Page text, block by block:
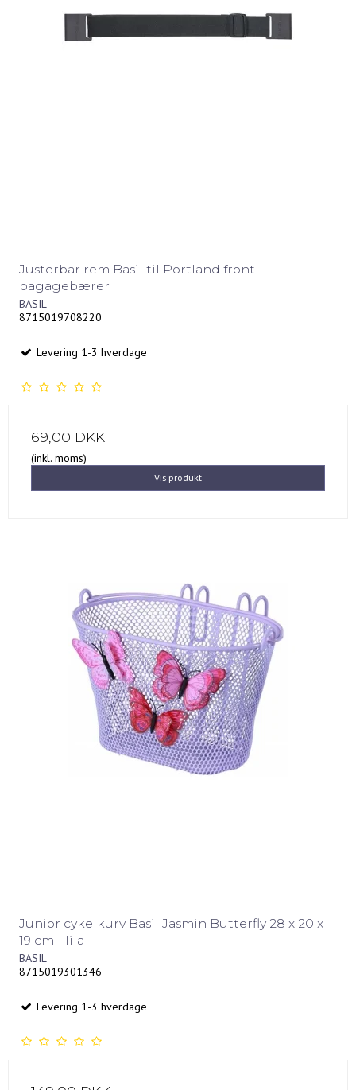
Justerbar rem Basil til Portland front
bagagebærer
BASIL
8715019708220
Levering 1-3 hverdage
69,00 DKK
(inkl. moms)
Vis produkt
Junior cykelkurv Basil Jasmin Butterfly 28 x 20 x
19 cm - lila
BASIL
8715019301346
Levering 1-3 hverdage